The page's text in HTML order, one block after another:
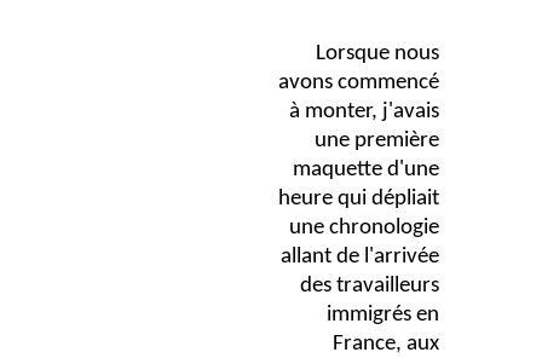
Lorsque nous
avons commencé
à monter, j'avais
une première
maquette d'une
heure qui dépliait
une chronologie
allant de l'arrivée
des travailleurs
immigrés en
France, aux